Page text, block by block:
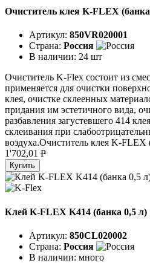
Очиститель клея K-FLEX
Артикул: 850VR020001
Страна: Россия
В наличии: 24 шт
Очиститель K-Flex состоит из
применяется для очистки
клея, очистке склеенных
придания им эстетичного вида,
разбавления загустевшего 414
склеивания при
воздуха.Очиститель клея K-FLEX
1'702,01 P
Купить
Клей K-FLEX K414 (банка 0,5 л)
Артикул: 850CL020002
Страна: Россия
В наличии: много